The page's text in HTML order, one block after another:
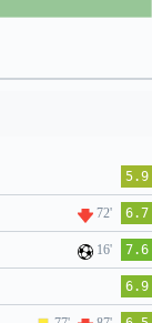
5.9
72' 6.7
16' 7.6
6.9